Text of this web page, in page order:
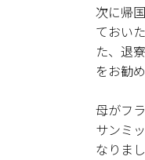
次に帰
ておい
た、退
をお勧
母がフ
サンミ
なりまし